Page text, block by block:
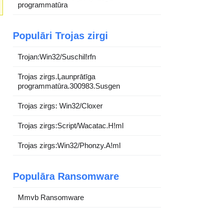
programmatūra
Populāri Trojas zirgi
Trojan:Win32/Suschil!rfn
Trojas zirgs.Ļaunprātīga
programmatūra.300983.Susgen
Trojas zirgs: Win32/Cloxer
Trojas zirgs:Script/Wacatac.H!ml
Trojas zirgs:Win32/Phonzy.A!ml
Populāra Ransomware
Mmvb Ransomware